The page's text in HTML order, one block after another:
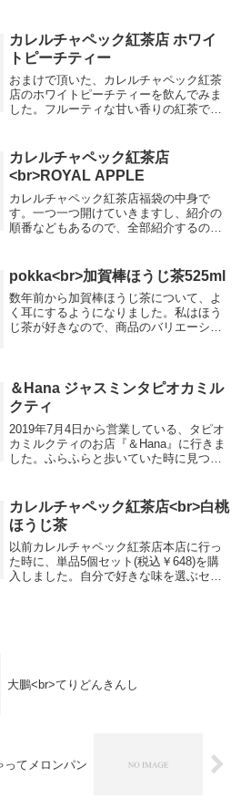
体が温まります。酸味がありますが、嫌
な酸味じゃ無いです。フル...
カレルチャペック紅茶店 ホワイ
トピーチティー
おまけで頂いた、カレルチャペック紅茶
店のホワイトピーチティーを飲んでみま
した。フルーティな甘い香りの紅茶でし
カレルチャペック紅茶店
<br>ROYAL APPLE
カレルチャペック紅茶店福袋の中身で
す。一つ一つ開けていきますし、紹介の
順番などもあるので、全部紹介するのに
が、リンゴの良い香りがあるのは良いと
ころだと思われます...
pokka<br>加賀棒ほうじ茶525ml
数年前から加賀棒ほうじ茶について、よ
く耳にするようになりました。私はほう
じ茶が好きなので、商品のバリエーショ
の伝統的な焙煎方法を用...
＆Hana ジャスミンタピオカミル
クティ
2019年7月4日から営業している、タピオ
カミルクティのお店『＆Hana』に行きま
した。ふらふらと歩いていた時に見つけ
とよく言われるそうです。実物の花を入
れた商品が、オス...
カレルチャペック紅茶店<br>白桃
ほうじ茶
以前カレルチャペック紅茶店本店に行っ
た時に、単品5個セット(税込￥648)を購
入しました。自分で好きな味を選ぶセッ
大鵬<br>てりどんきんし
ってメロンパン